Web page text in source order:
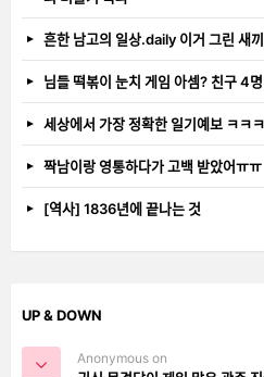
흔한 남고의 일상.daily 이거 그린
님들 떡볶이 눈치 게임 아셈? 친구
세상에서 가장 정확한
짝남이랑 영통하다가 고백 받았어ㅠㅠ
[역사] 1836년에 끝나는 것
UP & DOWN
Anonymous on